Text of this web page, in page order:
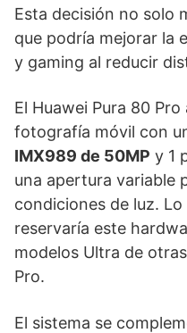
Esta decisión no solo
que podría mejorar la
y gaming al reducir
El Huawei Pura 80
fotografía móvil con
IMX989 de 50MP y 1
una apertura variable
condiciones de luz.
reservaría este
modelos Ultra de
Pro.
El sistema se